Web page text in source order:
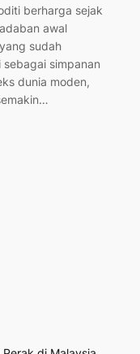
berharga sejak
awal
sudah
simpanan
dunia moden,